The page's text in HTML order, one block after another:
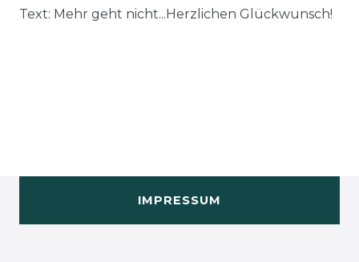
Text: Mehr geht nicht...Herzlichen Glückwunsch!
IMPRESSUM